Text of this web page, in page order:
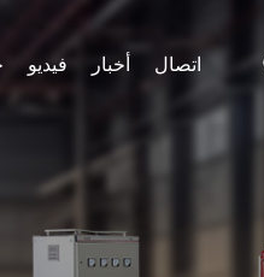
فيديو أخبار اتصال